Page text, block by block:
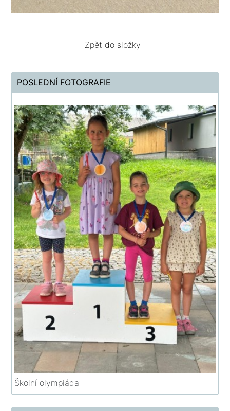
Zpět do složky
POSLEDNÍ FOTOGRAFIE
Školní olympiáda